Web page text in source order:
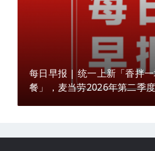
每日早报 | 统一上新「香拌
餐」，麦当劳2026年第二季